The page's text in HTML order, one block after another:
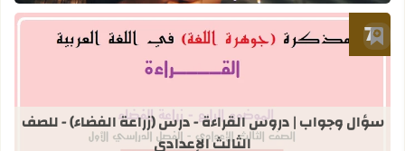
أضف إلى العلامات المرجعية
قراءة المزيد عن سؤال وجواب | دروس
سؤال وجواب | دروس القراءة - درس (زراعة الفضاء) - للصف
الثالث الإعدادي